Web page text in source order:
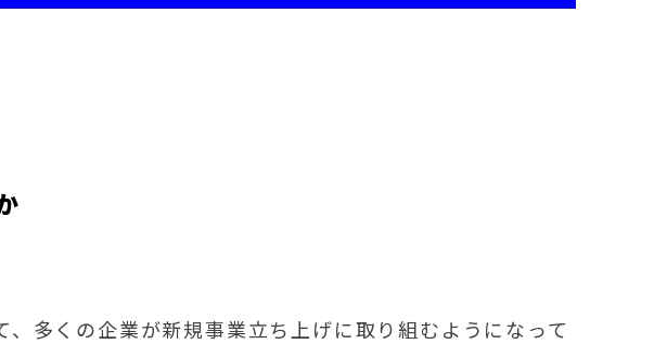
多くの企業が新規事業立ち上げに取り組むようになって